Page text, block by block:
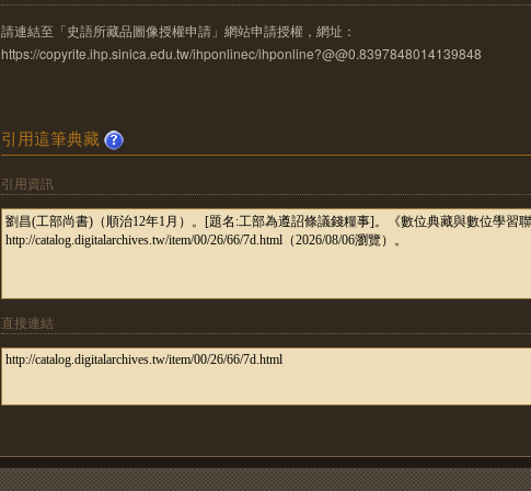
請連結至「史語所藏品圖像授權申請」網站申請授權，網址：
https://copyrite.ihp.sinica.edu.tw/ihponlinec/ihponline?@@0.8397848014139848
引用這筆典藏
引用資訊
直接連結